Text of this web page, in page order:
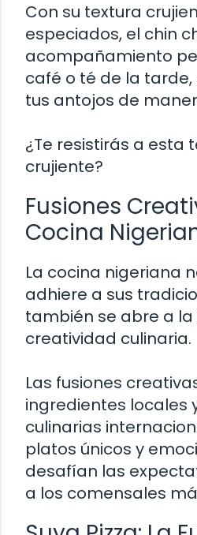
Con su textura
especiados, el chin
acompañamiento
café o té de la
tus antojos de
¿Te resistirás a esta
crujiente?
Fusiones
Cocina
La cocina nigeriana
adhiere a sus
también se abre a la
creatividad culinaria.
Las fusiones
ingredientes locales
culinarias
platos únicos y
desafían las
a los comensales